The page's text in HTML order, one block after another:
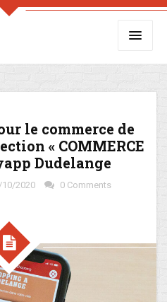
le commerce de
« COMMERCE
Dudelange
2020 0 Comments